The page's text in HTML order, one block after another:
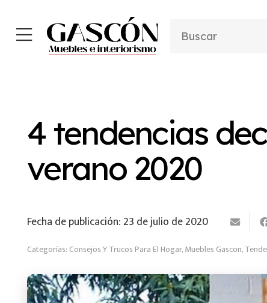
4 tendencias
verano 2020
Fecha de publicación: 23 de julio de 2020
Categorías: Consejos Y Trucos Para El Hogar,Muebles Gascon,